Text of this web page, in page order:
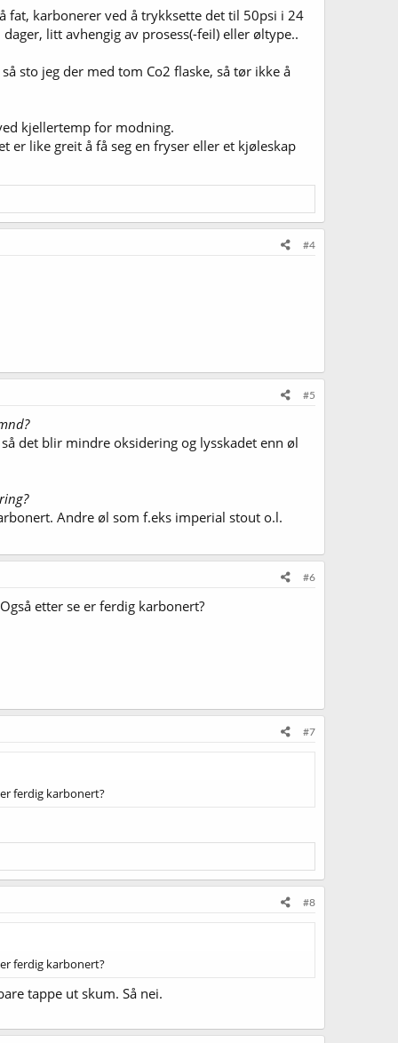
fat, karbonerer ved å trykksette det til 50psi i 24
litt avhengig av prosess(-feil) eller øltype..
sto jeg der med tom Co2 flaske, så tør ikke å
kjellertemp for modning.
er like greit å få seg en fryser eller et kjøleskap
#4
#5
det blir mindre oksidering og lysskadet enn øl
Andre øl som f.eks imperial stout o.l.
#6
etter se er ferdig karbonert?
#7
ferdig karbonert?
#8
ferdig karbonert?
tappe ut skum. Så nei.